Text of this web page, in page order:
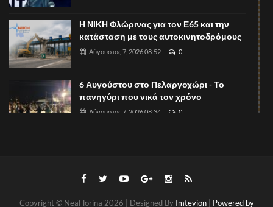
Η ΝΙΚΗ Φλώρινας για τον Ε65 και την
κατάσταση με τους αυτοκινητοδρόμους
Αύγουστος 7, 2026 08:52 0
6 Αυγούστου στο Πελαργοχώρι - Το
πανηγύρι που νικά τον χρόνο
Αύγουστος 7, 2026 08:34 0
Αύγουστος 7, 2026 08:31
Copyright © NeaFlorina 2026 | Designed By Imtevion| Powered by